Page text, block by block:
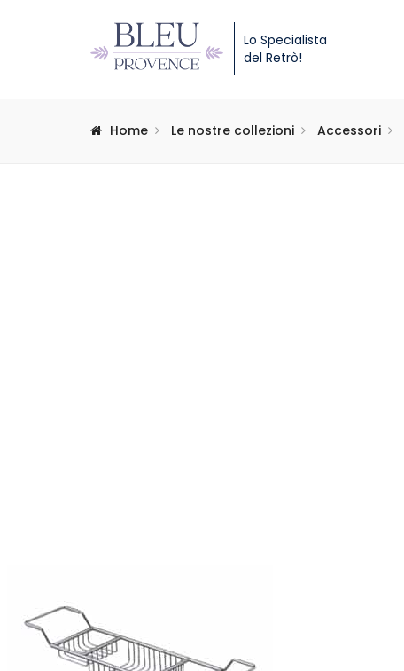
Lo Specialista
del Retrò!
Home Le nostre collezioni Accessori